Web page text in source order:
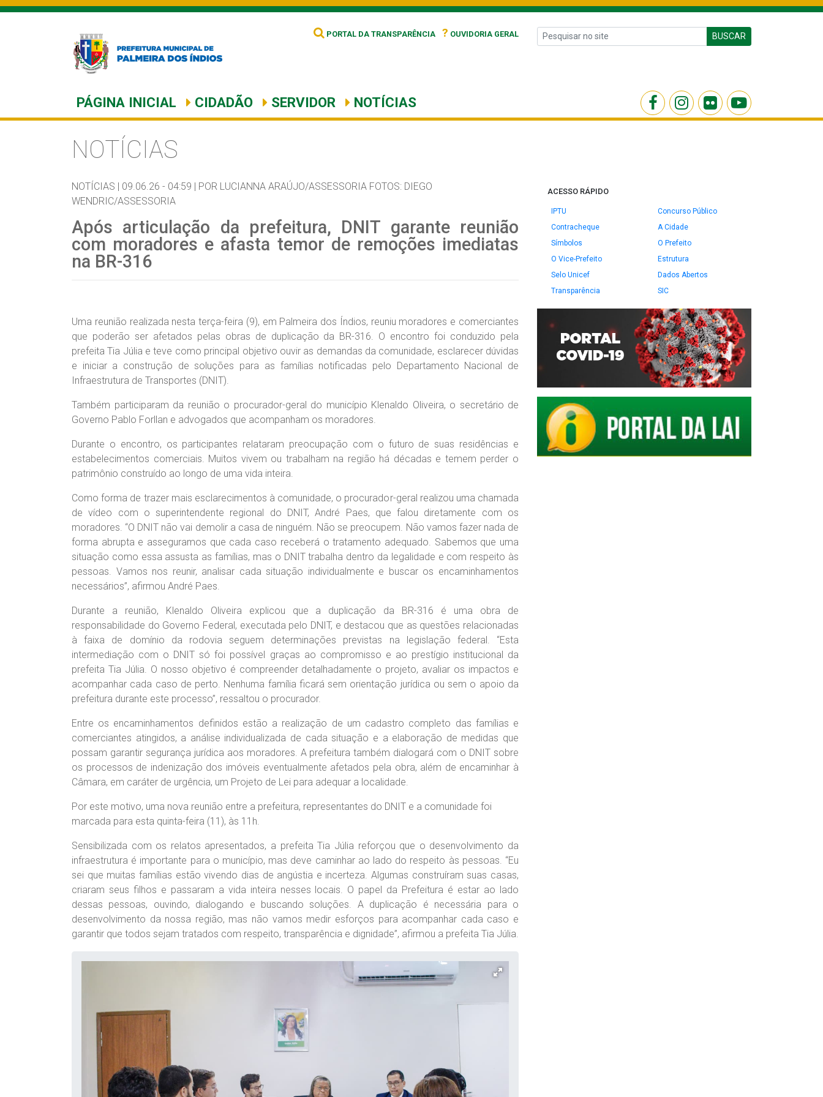
PORTAL DA TRANSPARÊNCIA ? OUVIDORIA GERAL BUSCAR
PÁGINA INICIAL CIDADÃO SERVIDOR NOTÍCIAS
NOTÍCIAS
NOTÍCIAS | 09.06.26 - 04:59 | POR LUCIANNA ARAÚJO/ASSESSORIA FOTOS: DIEGO
WENDRIC/ASSESSORIA
Após articulação da prefeitura, DNIT garante reunião
com moradores e afasta temor de remoções imediatas
na BR-316
Uma reunião realizada nesta terça-feira (9), em Palmeira dos Índios, reuniu moradores e comerciantes
que poderão ser afetados pelas obras de duplicação da BR-316. O encontro foi conduzido pela
prefeita Tia Júlia e teve como principal objetivo ouvir as demandas da comunidade, esclarecer dúvidas
e iniciar a construção de soluções para as famílias notificadas pelo Departamento Nacional de
Infraestrutura de Transportes (DNIT).
Também participaram da reunião o procurador-geral do município Klenaldo Oliveira, o secretário de
Governo Pablo Forllan e advogados que acompanham os moradores.
Durante o encontro, os participantes relataram preocupação com o futuro de suas residências e
estabelecimentos comerciais. Muitos vivem ou trabalham na região há décadas e temem perder o
patrimônio construído ao longo de uma vida inteira.
Como forma de trazer mais esclarecimentos à comunidade, o procurador-geral realizou uma chamada
de vídeo com o superintendente regional do DNIT, André Paes, que falou diretamente com os
moradores. “O DNIT não vai demolir a casa de ninguém. Não se preocupem. Não vamos fazer nada de
forma abrupta e asseguramos que cada caso receberá o tratamento adequado. Sabemos que uma
situação como essa assusta as famílias, mas o DNIT trabalha dentro da legalidade e com respeito às
pessoas. Vamos nos reunir, analisar cada situação individualmente e buscar os encaminhamentos
necessários”, afirmou André Paes.
Durante a reunião, Klenaldo Oliveira explicou que a duplicação da BR-316 é uma obra de
responsabilidade do Governo Federal, executada pelo DNIT, e destacou que as questões relacionadas
à faixa de domínio da rodovia seguem determinações previstas na legislação federal. “Esta
intermediação com o DNIT só foi possível graças ao compromisso e ao prestígio institucional da
prefeita Tia Júlia. O nosso objetivo é compreender detalhadamente o projeto, avaliar os impactos e
acompanhar cada caso de perto. Nenhuma família ficará sem orientação jurídica ou sem o apoio da
prefeitura durante este processo”, ressaltou o procurador.
Entre os encaminhamentos definidos estão a realização de um cadastro completo das famílias e
comerciantes atingidos, a análise individualizada de cada situação e a elaboração de medidas que
possam garantir segurança jurídica aos moradores. A prefeitura também dialogará com o DNIT sobre
os processos de indenização dos imóveis eventualmente afetados pela obra, além de encaminhar à
Câmara, em caráter de urgência, um Projeto de Lei para adequar a localidade.
Por este motivo, uma nova reunião entre a prefeitura, representantes do DNIT e a comunidade foi
marcada para esta quinta-feira (11), às 11h.
Sensibilizada com os relatos apresentados, a prefeita Tia Júlia reforçou que o desenvolvimento da
infraestrutura é importante para o município, mas deve caminhar ao lado do respeito às pessoas. “Eu
sei que muitas famílias estão vivendo dias de angústia e incerteza. Algumas construíram suas casas,
criaram seus filhos e passaram a vida inteira nesses locais. O papel da Prefeitura é estar ao lado
dessas pessoas, ouvindo, dialogando e buscando soluções. A duplicação é necessária para o
desenvolvimento da nossa região, mas não vamos medir esforços para acompanhar cada caso e
garantir que todos sejam tratados com respeito, transparência e dignidade”, afirmou a prefeita Tia Júlia.
ACESSO RÁPIDO
IPTU
Concurso Público
Contracheque
A Cidade
Símbolos
O Prefeito
O Vice-Prefeito
Estrutura
Selo Unicef
Dados Abertos
Transparência
SIC